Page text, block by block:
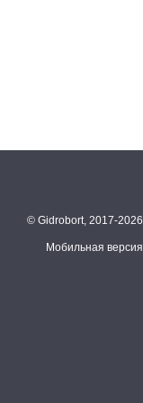
© Gidrobort, 2017-2026
Мобильная версия